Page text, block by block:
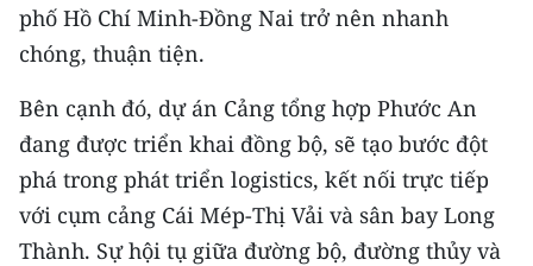
phố Hồ Chí Minh-Đồng Nai trở nên nhanh
chóng, thuận tiện.
Bên cạnh đó, dự án Cảng tổng hợp Phước An
đang được triển khai đồng bộ, sẽ tạo bước đột
phá trong phát triển logistics, kết nối trực tiếp
với cụm cảng Cái Mép-Thị Vải và sân bay Long
Thành. Sự hội tụ giữa đường bộ, đường thủy và